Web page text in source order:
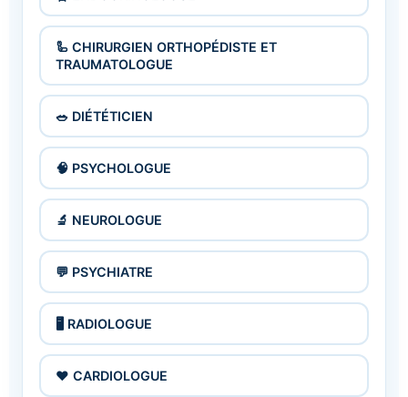
🦾 CHIRURGIEN ORTHOPÉDISTE ET
TRAUMATOLOGUE
🥗 DIÉTÉTICIEN
🧠 PSYCHOLOGUE
🔬 NEUROLOGUE
💬 PSYCHIATRE
🖥 RADIOLOGUE
❤️ CARDIOLOGUE